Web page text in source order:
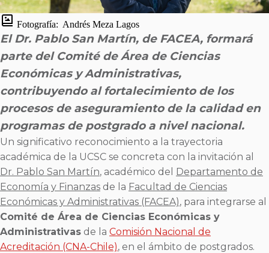
Fotografía: Andrés Meza Lagos
El Dr. Pablo San Martín, de FACEA, formará
parte del Comité de Área de Ciencias
Económicas y Administrativas,
contribuyendo al fortalecimiento de los
procesos de aseguramiento de la calidad en
programas de postgrado a nivel nacional.
Un significativo reconocimiento a la trayectoria
académica de la UCSC se concreta con la invitación al
Dr. Pablo San Martín, académico del Departamento de
Economía y Finanzas de la Facultad de Ciencias
Económicas y Administrativas (FACEA), para integrarse al
Comité de Área de Ciencias Económicas y
Administrativas de la Comisión Nacional de
Acreditación (CNA-Chile), en el ámbito de postgrados.